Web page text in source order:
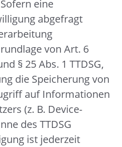
eine
abgefragt
von Art. 6
§ 25 Abs. 1 TTDSG,
die Speicherung von
auf Informationen
(z. B. Device-
des TTDSG
ist jederzeit